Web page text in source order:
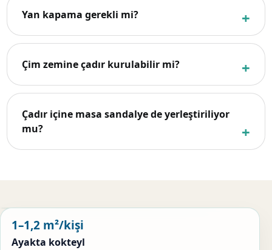
Yan kapama gerekli mi?
Çim zemine çadır kurulabilir mi?
Çadır içine masa sandalye de yerleştiriliyor
mu?
1–1,2 m²/kişi
Ayakta kokteyl